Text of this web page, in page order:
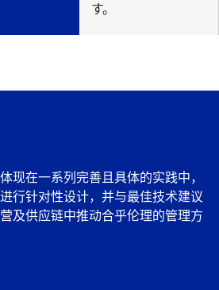
す。
现在一系列完善且具体的实践中，
行针对性设计，并与最佳技术建议
及供应链中推动合乎伦理的管理方